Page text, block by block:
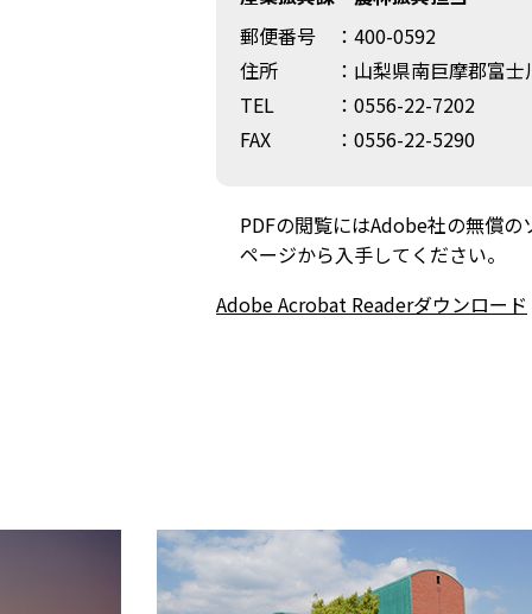
郵便番号
：400-0592
住所
：山梨県南巨摩郡富
TEL
：0556-22-7202
FAX
：0556-22-5290
PDFの閲覧にはAdobe社の無償
ページから入手してください。
Adobe Acrobat Readerダウンロード